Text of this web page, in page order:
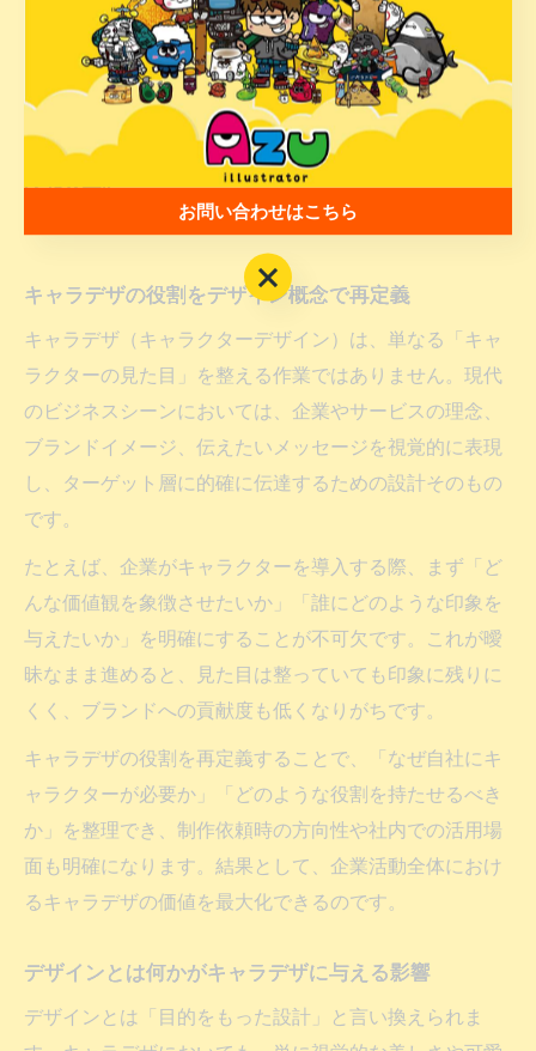
愛されるキャラデザを実現できています。
デザイン概念から紐解くキャラデザ
の役割
キャラデザの役割をデザイン概念で再定義
キャラデザ（キャラクターデザイン）は、単なる「キャ
ラクターの見た目」を整える作業ではありません。現代
のビジネスシーンにおいては、企業やサービスの理念、
ブランドイメージ、伝えたいメッセージを視覚的に表現
し、ターゲット層に的確に伝達するための設計そのもの
です。
たとえば、企業がキャラクターを導入する際、まず「ど
んな価値観を象徴させたいか」「誰にどのような印象を
与えたいか」を明確にすることが不可欠です。これが曖
昧なまま進めると、見た目は整っていても印象に残りに
くく、ブランドへの貢献度も低くなりがちです。
キャラデザの役割を再定義することで、「なぜ自社にキ
ャラクターが必要か」「どのような役割を持たせるべき
か」を整理でき、制作依頼時の方向性や社内での活用場
面も明確になります。結果として、企業活動全体におけ
るキャラデザの価値を最大化できるのです。
デザインとは何かがキャラデザに与える影響
デザインとは「目的をもった設計」と言い換えられま
お問い合わせはこちら
お問い合わせはこちら